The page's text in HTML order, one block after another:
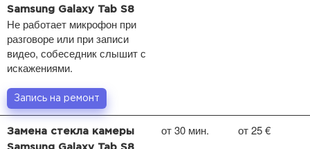
Samsung Galaxy Tab S8
Не работает микрофон при
разговоре или при записи
видео, собеседник слышит с
искажениями.
Запись на ремонт
Замена стекла камеры
Samsung Galaxy Tab S8
от 30 мин. от 25 €